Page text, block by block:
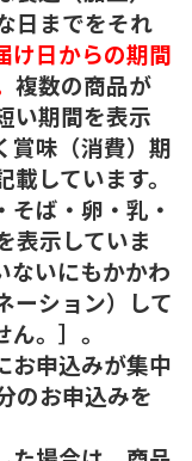
日までをそれ
け日からの期間
複数の商品が
い期間を表示
賞味（消費）期
しています。
ば・卵・乳・
表示していま
ないにもかかわ
ーション）して
。］。
お申込みが集中
のお申込みを